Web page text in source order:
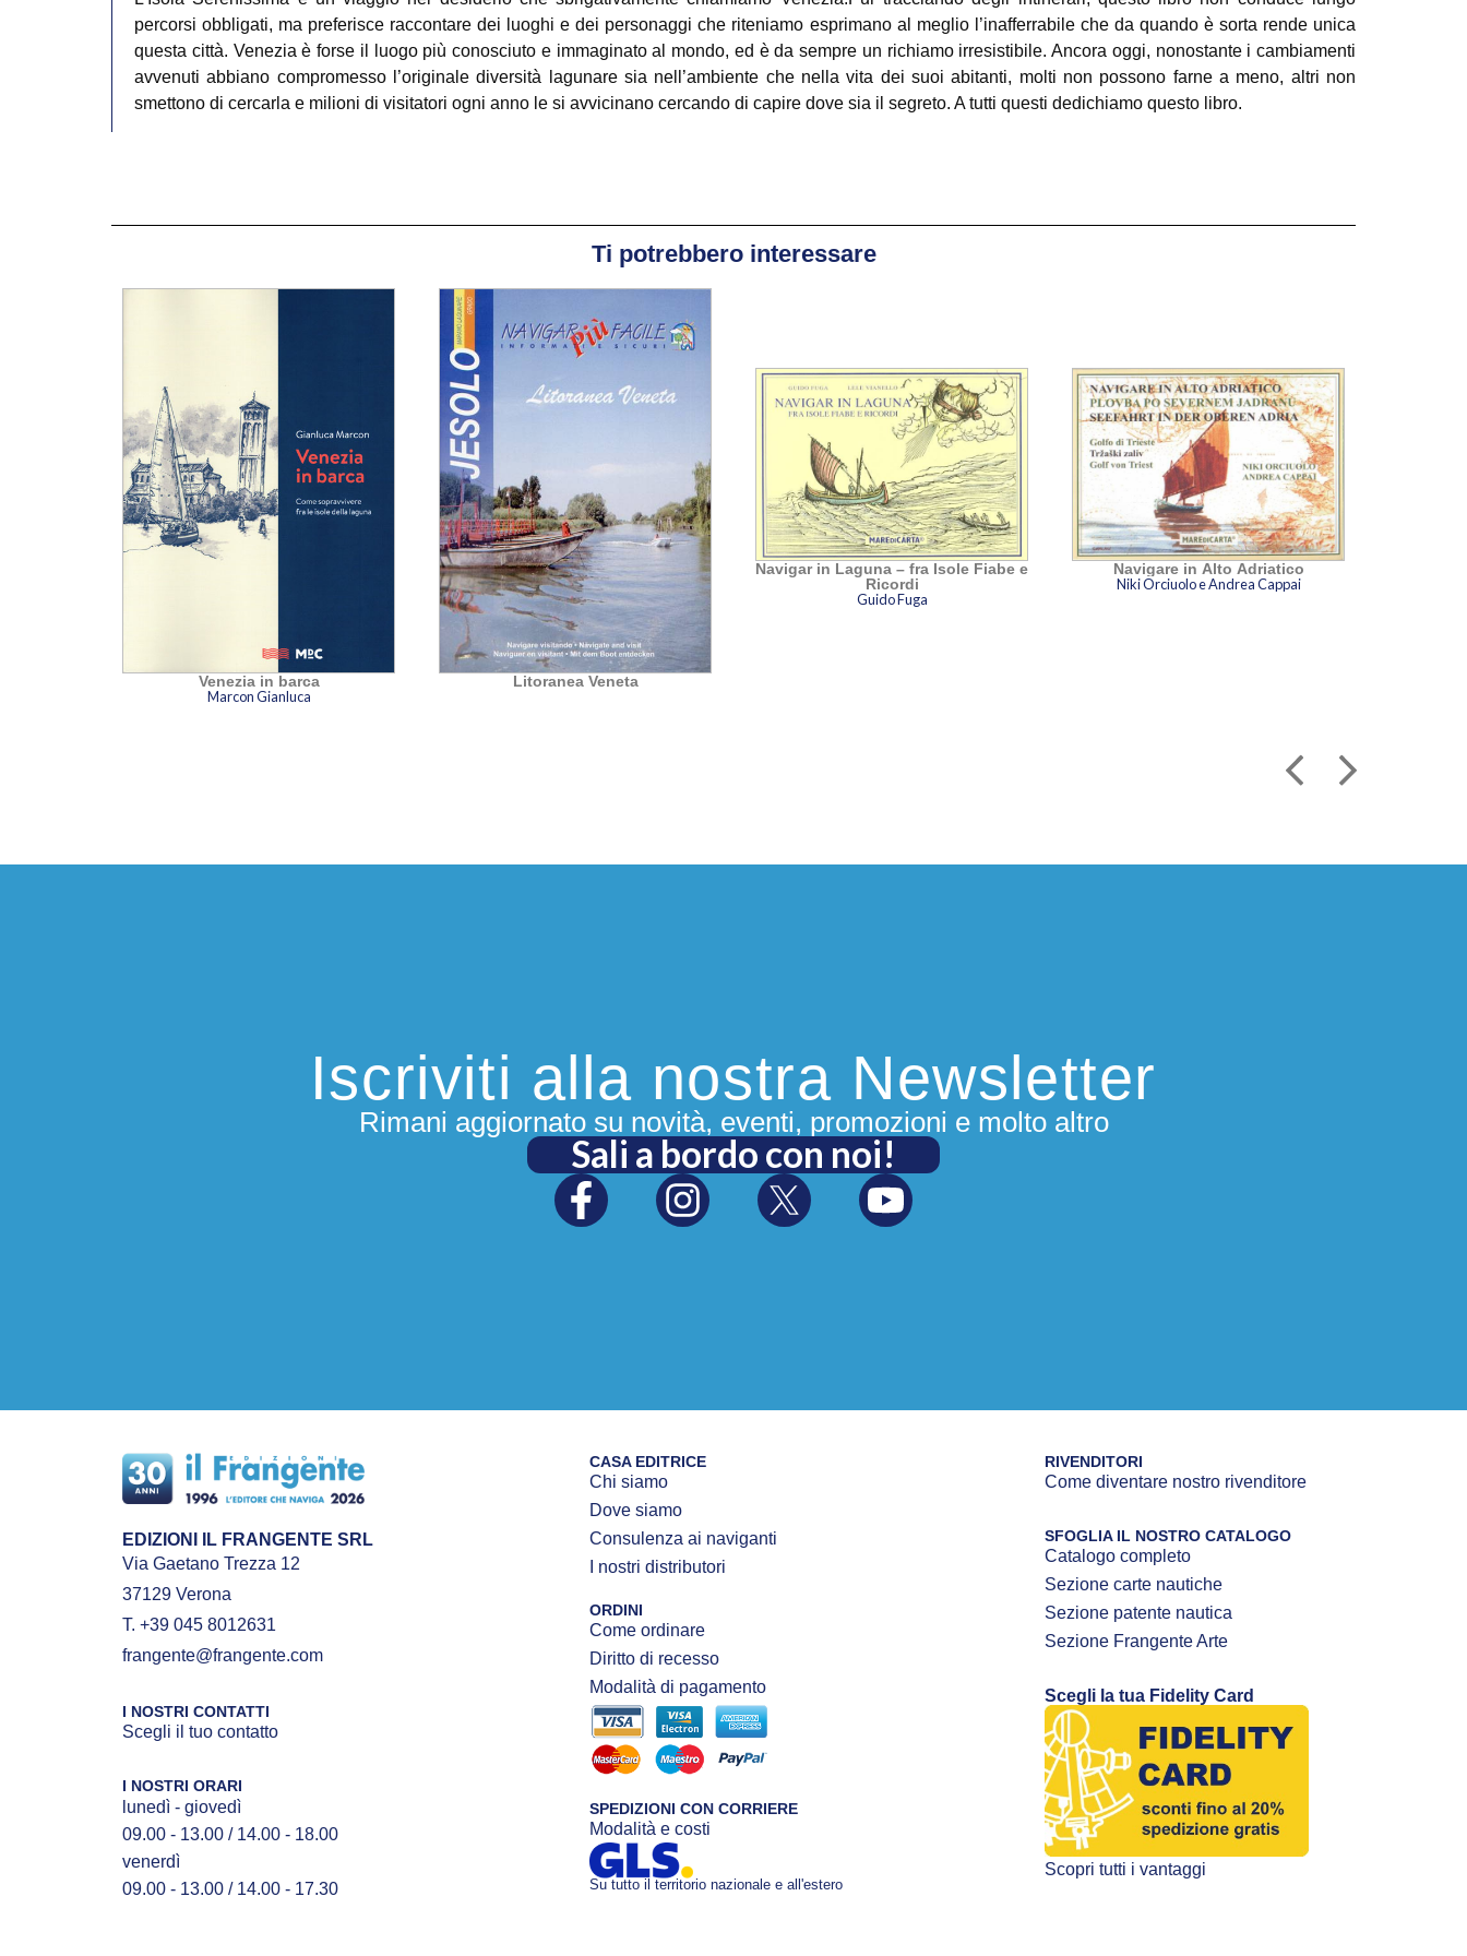
percorsi obbligati, ma preferisce raccontare dei luoghi e dei personaggi che riteniamo esprimano al meglio l’inafferrabile che da quando è sorta rende unica
questa città. Venezia è forse il luogo più conosciuto e immaginato al mondo, ed è da sempre un richiamo irresistibile. Ancora oggi, nonostante i cambiamenti
avvenuti abbiano compromesso l’originale diversità lagunare sia nell’ambiente che nella vita dei suoi abitanti, molti non possono farne a meno, altri non
smettono di cercarla e milioni di visitatori ogni anno le si avvicinano cercando di capire dove sia il segreto. A tutti questi dedichiamo questo libro.
Ti potrebbero interessare
Venezia in barca
Marcon Gianluca
Litoranea Veneta
Navigar in Laguna – fra Isole Fiabe e
Ricordi
Guido Fuga
Navigare in Alto Adriatico
Niki Orciuolo e Andrea Cappai
Iscriviti alla nostra Newsletter
Rimani aggiornato su novità, eventi, promozioni e molto altro
Sali a bordo con noi!
EDIZIONI IL FRANGENTE SRL
Via Gaetano Trezza 12
37129 Verona
T. +39 045 8012631
frangente@frangente.com
I NOSTRI CONTATTI
Scegli il tuo contatto
I NOSTRI ORARI
lunedì - giovedì
09.00 - 13.00 / 14.00 - 18.00
venerdì
09.00 - 13.00 / 14.00 - 17.30
CASA EDITRICE
Chi siamo
Dove siamo
Consulenza ai naviganti
I nostri distributori
ORDINI
Come ordinare
Diritto di recesso
Modalità di pagamento
SPEDIZIONI CON CORRIERE
Modalità e costi
Su tutto il territorio nazionale e all'estero
RIVENDITORI
Come diventare nostro rivenditore
SFOGLIA IL NOSTRO CATALOGO
Catalogo completo
Sezione carte nautiche
Sezione patente nautica
Sezione Frangente Arte
Scegli la tua Fidelity Card
Scopri tutti i vantaggi